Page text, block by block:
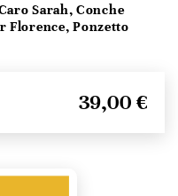
Sarah, Conche
Florence, Ponzetto
39,00 €